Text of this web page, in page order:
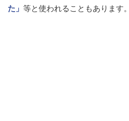
た」 等と使われることもあります。